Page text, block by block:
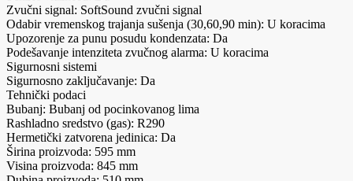
Zvučni signal: SoftSound zvučni signal
Odabir vremenskog trajanja sušenja (30,60,90 min): U koracima
Upozorenje za punu posudu kondenzata: Da
Podešavanje intenziteta zvučnog alarma: U koracima
Sigurnosni sistemi
Sigurnosno zaključavanje: Da
Tehnički podaci
Bubanj: Bubanj od pocinkovanog lima
Rashladno sredstvo (gas): R290
Hermetički zatvorena jedinica: Da
Širina proizvoda: 595 mm
Visina proizvoda: 845 mm